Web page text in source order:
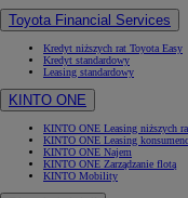
Toyota Financial Services
Kredyt niższych rat Toyota Easy
Kredyt standardowy
Leasing standardowy
KINTO ONE
KINTO ONE Leasing niższych
KINTO ONE Leasing
KINTO ONE Najem
KINTO ONE Zarządzanie flotą
KINTO Mobility